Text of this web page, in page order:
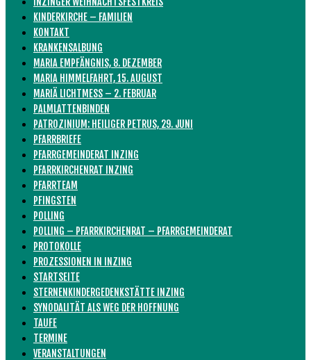
KINDERKIRCHE – FAMILIEN
KONTAKT
KRANKENSALBUNG
MARIA EMPFÄNGNIS, 8. DEZEMBER
MARIA HIMMELFAHRT, 15. AUGUST
MARIÄ LICHTMESS – 2. FEBRUAR
PALMLATTENBINDEN
PATROZINIUM: HEILIGER PETRUS, 29. JUNI
PFARRBRIEFE
PFARRGEMEINDERAT INZING
PFARRKIRCHENRAT INZING
PFARRTEAM
PFINGSTEN
POLLING
POLLING – PFARRKIRCHENRAT – PFARRGEMEINDERAT
PROTOKOLLE
PROZESSIONEN IN INZING
STARTSEITE
STERNENKINDERGEDENKSTÄTTE INZING
SYNODALITÄT ALS WEG DER HOFFNUNG
TAUFE
TERMINE
VERANSTALTUNGEN